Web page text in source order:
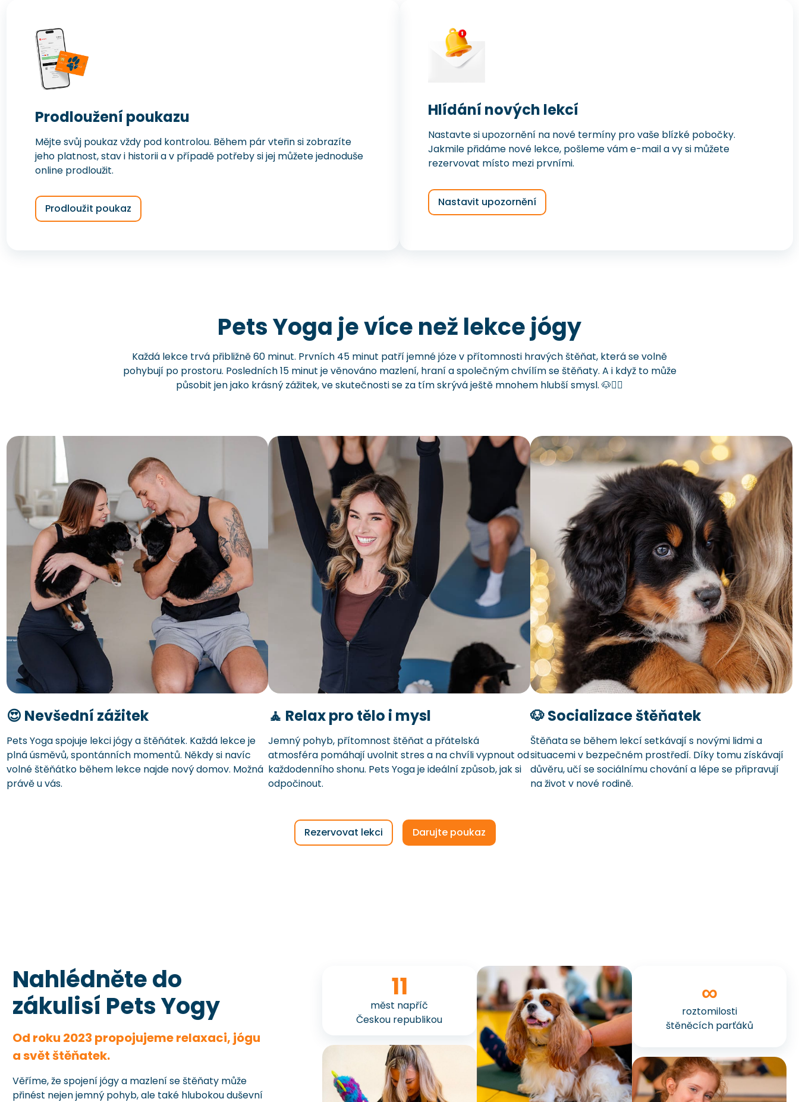
Prodloužení poukazu
Mějte svůj poukaz vždy pod kontrolou. Během pár vteřin si zobrazíte
jeho platnost, stav i historii a v případě potřeby si jej můžete jednoduše
online prodloužit.
Prodloužit poukaz
Hlídání nových lekcí
Nastavte si upozornění na nové termíny pro vaše blízké pobočky.
Jakmile přidáme nové lekce, pošleme vám e-mail a vy si můžete
rezervovat místo mezi prvními.
Nastavit upozornění
Pets Yoga je více než lekce jógy
Každá lekce trvá přibližně 60 minut. Prvních 45 minut patří jemné józe v přítomnosti hravých štěňat, která se volně
pohybují po prostoru. Posledních 15 minut je věnováno mazlení, hraní a společným chvílím se štěňaty. A i když to může
působit jen jako krásný zážitek, ve skutečnosti se za tím skrývá ještě mnohem hlubší smysl. 🐶🧘‍♀️
😍 Nevšední zážitek
Pets Yoga spojuje lekci jógy a štěňátek. Každá lekce je
plná úsměvů, spontánních momentů. Někdy si navíc
volné štěňátko během lekce najde nový domov. Možná
právě u vás.
🧘 Relax pro tělo i mysl
Jemný pohyb, přítomnost štěňat a přátelská
atmosféra pomáhají uvolnit stres a na chvíli vypnout od
každodenního shonu. Pets Yoga je ideální způsob, jak si
odpočinout.
🐶 Socializace štěňatek
Štěňata se během lekcí setkávají s novými lidmi a
situacemi v bezpečném prostředí. Díky tomu získávají
důvěru, učí se sociálnímu chování a lépe se připravují
na život v nové rodině.
Rezervovat lekci Darujte poukaz
Nahlédněte do
zákulisí Pets Yogy
Od roku 2023 propojujeme relaxaci, jógu
a svět štěňatek.
Věříme, že spojení jógy a mazlení se štěňaty může
přinést nejen jemný pohyb, ale také hlubokou duševní
11
měst napříč
Českou republikou
∞
roztomilosti
štěněcích parťáků